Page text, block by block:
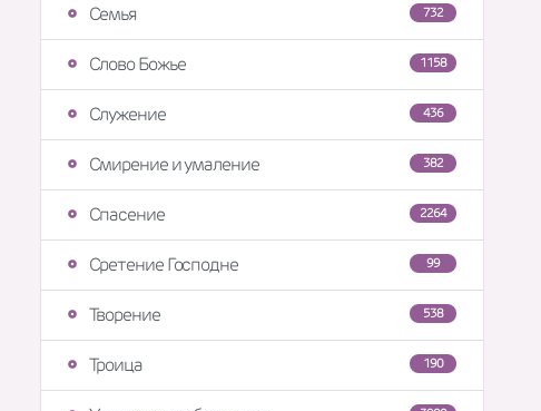
732
Семья
1158
Слово Божье
436
Служение
382
Смирение и умаление
2264
Спасение
99
Сретение Господне
538
Творение
190
Троица